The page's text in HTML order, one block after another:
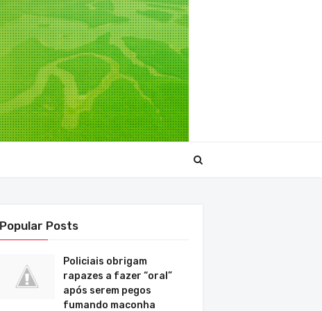
Popular Posts
Policiais obrigam
rapazes a fazer “oral”
após serem pegos
fumando maconha